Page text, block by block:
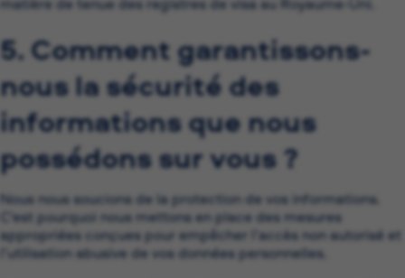
5. Comment garantissons-
nous la sécurité des
informations que nous
possédons sur vous ?
Nous nous soucions de la protection de vos informations.
C’est pourquoi nous mettons en place des mesures
appropriées conçues pour empêcher l’accès non autorisé et
l’utilisation abusive de vos données personnelles.